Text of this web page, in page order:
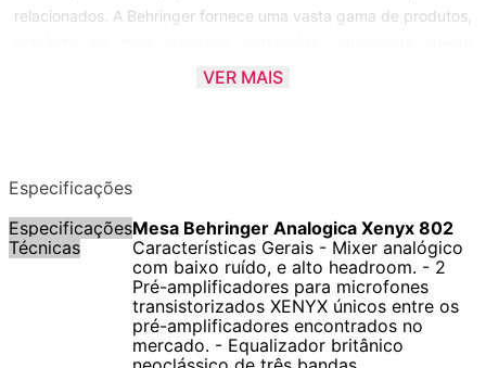
relacionados. A Behringer fornece uma vasta gama de produtos,
amadores e profissionais, até empresas destinadas ao
de áudio, de gravação em computador e de equipamentos para
sistemas de áudio sem fio, mixers, monitores de referência,
controladores MIDI, direct boxes, compressores, equalizadores,
entre outros produtos Behringer podem ser encontrados em
diversos estúdios e eventos espalhados pelo mundo.
VER MAIS
Especificações
Especificações
Técnicas
Mesa Behringer Analogica Xenyx 802
Características Gerais - Mixer analógico
com baixo ruído, e alto headroom. - 2
Pré-amplificadores para microfones
transistorizados XENYX únicos entre os
pré-amplificadores encontrados no
mercado. - Equalizador britânico